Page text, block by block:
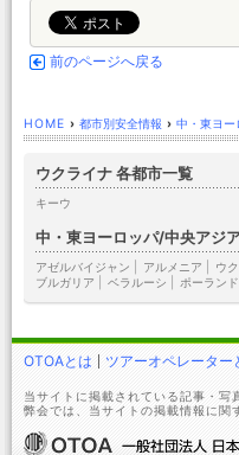
前のページへ戻る
HOME › 都市別安全情報 › 中・東ヨー
ウクライナ 各都市一覧
キーウ
中・東ヨーロッパ/中央アジ
アゼルバイジャン アルメニア ウ
ブルガリア
ベラルーシ ポーランド
OTOAとは ツアーオペレーター
当サイトに掲載されている記事・
弊会では、当サイトの掲載情報に